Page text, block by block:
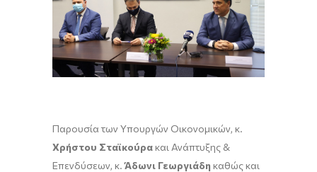
Παρουσία των Υπουργών Οικονομικών, κ.
Χρήστου Σταϊκούρακαι Ανάπτυξης &
Επενδύσεων, κ.Άδωνι Γεωργιάδη καθώς και